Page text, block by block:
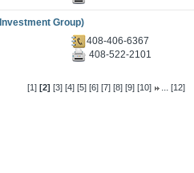
Group)
408-406-6367
408-522-2101
[1] [2] [3] [4] [5] [6] [7] [8] [9] [10] ...[12]